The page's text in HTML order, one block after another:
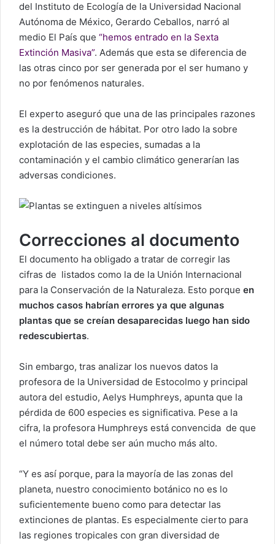
del Instituto de Ecología de la Universidad Nacional
Autónoma de México, Gerardo Ceballos, narró al
medio El País que “hemos entrado en la Sexta
Extinción Masiva”. Además que esta se diferencia de
las otras cinco por ser generada por el ser humano y
no por fenómenos naturales.
El experto aseguró que una de las principales razones
es la destrucción de hábitat. Por otro lado la sobre
explotación de las especies, sumadas a la
contaminación y el cambio climático generarían las
adversas condiciones.
Correcciones al documento
El documento ha obligado a tratar de corregir las
cifras de listados como la de la Unión Internacional
para la Conservación de la Naturaleza. Esto porque en
muchos casos habrían errores ya que algunas
plantas que se creían desaparecidas luego han sido
redescubiertas.
Sin embargo, tras analizar los nuevos datos la
profesora de la Universidad de Estocolmo y principal
autora del estudio, Aelys Humphreys, apunta que la
pérdida de 600 especies es significativa. Pese a la
cifra, la profesora Humphreys está convencida de que
el número total debe ser aún mucho más alto.
“Y es así porque, para la mayoría de las zonas del
planeta, nuestro conocimiento botánico no es lo
suficientemente bueno como para detectar las
extinciones de plantas. Es especialmente cierto para
las regiones tropicales con gran diversidad de